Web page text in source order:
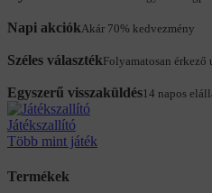
Napi akciókAkár 70% kedvezmény
Széles választékFolyamatosan érkező
Egyszerű visszaküldés14 napos
Játékszallító
Több mint játék
Termékek